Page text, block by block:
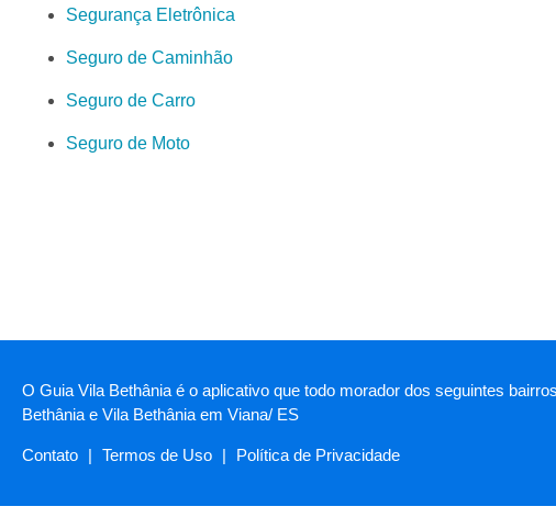
Segurança Eletrônica
Seguro de Caminhão
Seguro de Carro
Seguro de Moto
O Guia Vila Bethânia é o aplicativo que todo morador dos seguintes
Bethânia e Vila Bethânia em Viana/ ES
Contato | Termos de Uso | Política de Privacidade